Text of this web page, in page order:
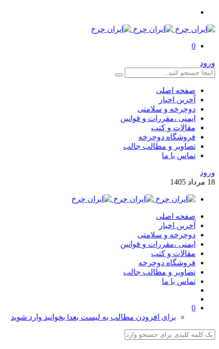
0
ورود
صفحه اصلی
آخرین اخبار
دوچرخه و سلامتی
ایمنی ،مقررات و قوانین
مقالات و کتب
فروشگاه دوچرخه
تصاویر و مطالب جالب
تماس با ما
ورود
18 مرداد 1405
صفحه اصلی
آخرین اخبار
دوچرخه و سلامتی
ایمنی ،مقررات و قوانین
مقالات و کتب
فروشگاه دوچرخه
تصاویر و مطالب جالب
تماس با ما
0
برای افزودن مطالب به لیست بعدا بخوانید وارد شوید